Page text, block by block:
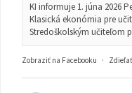
KI informuje 1. júna 2026
Klasická ekonómia pre
Stredoškolským učiteľom
Zobraziť na Facebooku · Zdieľať